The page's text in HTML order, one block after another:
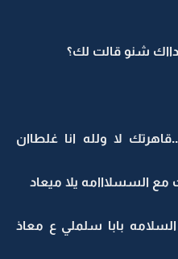
شنو قالت لك؟
لا ولله انا غلطاان
مع السسلااامه يلا ميعاد
بابا سلملي ع معاذ